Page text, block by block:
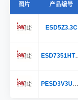
图片 产品编号
ESD5Z3.3C
ESD7351HT1G